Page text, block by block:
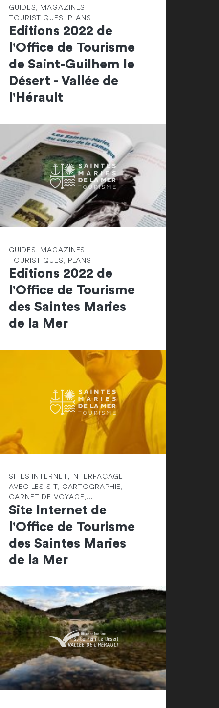
GUIDES, MAGAZINES
TOURISTIQUES, PLANS
Editions 2022 de
l'Office de Tourisme
de Saint-Guilhem le
Désert - Vallée de
l'Hérault
GUIDES, MAGAZINES
TOURISTIQUES, PLANS
Editions 2022 de
l'Office de Tourisme
des Saintes Maries
de la Mer
SITES INTERNET, INTERFAÇAGE
AVEC LES SIT, CARTOGRAPHIE,
CARNET DE VOYAGE,...
Site Internet de
l'Office de Tourisme
des Saintes Maries
de la Mer